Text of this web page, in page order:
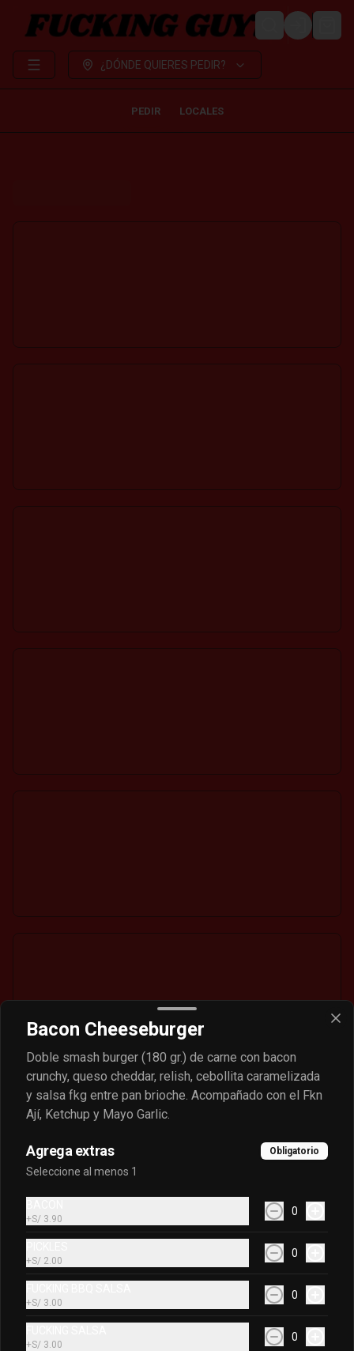
LOGIN
¿DÓNDE QUIERES PEDIR?
PEDIR LOCALES
Bacon Cheeseburger
Doble smash burger (180 gr.) de carne con bacon
crunchy, queso cheddar, relish, cebollita caramelizada
y salsa fkg entre pan brioche. Acompañado con el Fkn
Ají, Ketchup y Mayo Garlic.
Agrega extras Obligatorio
Seleccione al menos 1
+S/ 3.90
0
+S/ 2.00
0
+S/ 3.00
0
+S/ 3.00
0